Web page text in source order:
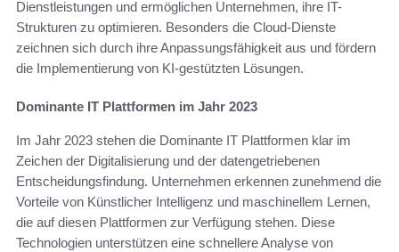
Dienstleistungen und ermöglichen Unternehmen, ihre IT-
Strukturen zu optimieren. Besonders die Cloud-Dienste
zeichnen sich durch ihre Anpassungsfähigkeit aus und fördern
die Implementierung von KI-gestützten Lösungen.
Dominante IT Plattformen im Jahr 2023
Im Jahr 2023 stehen die Dominante IT Plattformen klar im
Zeichen der Digitalisierung und der datengetriebenen
Entscheidungsfindung. Unternehmen erkennen zunehmend die
Vorteile von Künstlicher Intelligenz und maschinellem Lernen,
die auf diesen Plattformen zur Verfügung stehen. Diese
Technologien unterstützen eine schnellere Analyse von